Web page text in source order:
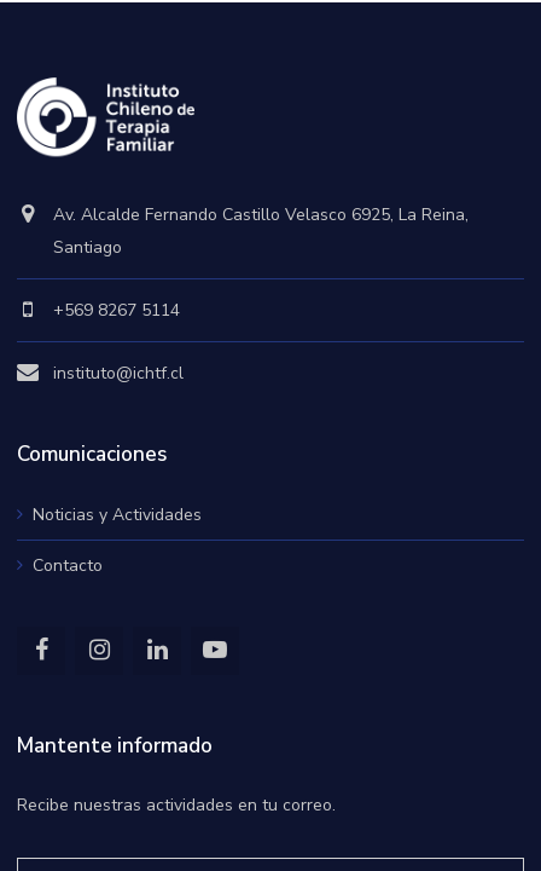
Av. Alcalde Fernando Castillo Velasco 6925, La Reina,
Santiago
+569 8267 5114
instituto@ichtf.cl
Comunicaciones
Noticias y Actividades
Contacto
Mantente informado
Recibe nuestras actividades en tu correo.